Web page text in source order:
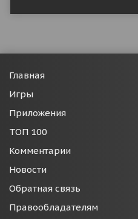
Главная
Игры
Приложения
ТОП 100
Комментарии
Новости
Обратная связь
Правообладателям